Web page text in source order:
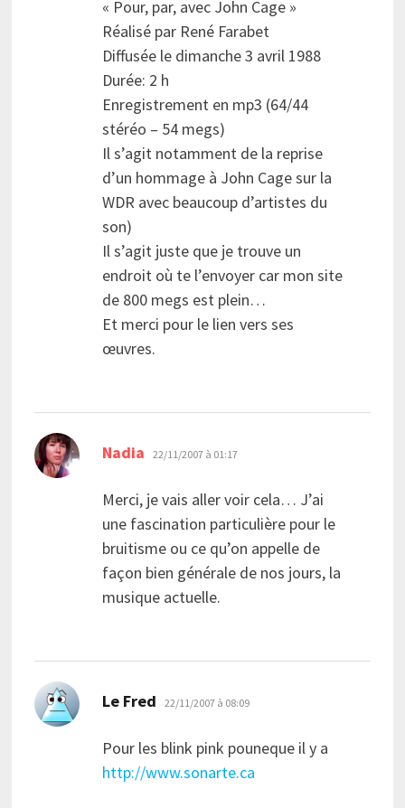
« Pour, par, avec John Cage »
Réalisé par René Farabet
Diffusée le dimanche 3 avril 1988
Durée: 2 h
Enregistrement en mp3 (64/44
stéréo – 54 megs)
Il s’agit notamment de la reprise
d’un hommage à John Cage sur la
WDR avec beaucoup d’artistes du
son)
Il s’agit juste que je trouve un
endroit où te l’envoyer car mon site
de 800 megs est plein…
Et merci pour le lien vers ses
œuvres.
Nadia dit :
22/11/2007 à 01:17
Merci, je vais aller voir cela… J’ai
une fascination particulière pour le
bruitisme ou ce qu’on appelle de
façon bien générale de nos jours, la
musique actuelle.
Le Fred dit :
22/11/2007 à 08:09
Pour les blink pink pouneque il y a
http://www.sonarte.ca